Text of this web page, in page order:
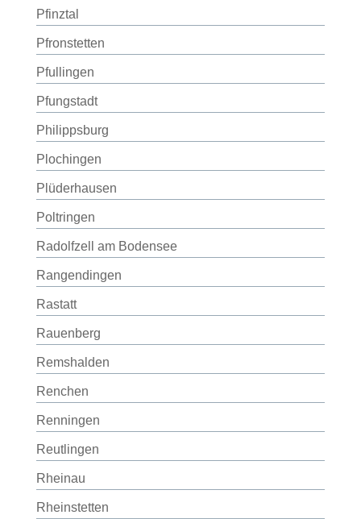
Pfinztal
Pfronstetten
Pfullingen
Pfungstadt
Philippsburg
Plochingen
Plüderhausen
Poltringen
Radolfzell am Bodensee
Rangendingen
Rastatt
Rauenberg
Remshalden
Renchen
Renningen
Reutlingen
Rheinau
Rheinstetten